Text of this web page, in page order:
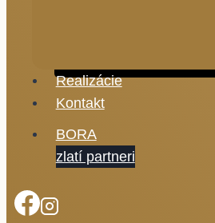
Realizácie
Kontakt
BORA
zlatí partneri